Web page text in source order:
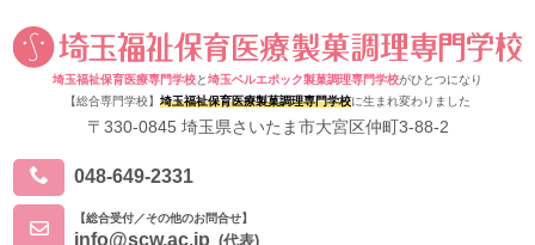
埼玉福祉保育医療専門学校と埼玉ベルエポック製菓調理専門学校がひとつになり
【総合専門学校】 埼玉福祉保育医療製菓調理専門学校に生まれ変わりました
〒330-0845 埼玉県さいたま市大宮区仲町3-88-2
048-649-2331
【総合受付／その他のお問合せ】
info@scw.ac.jp (代表)